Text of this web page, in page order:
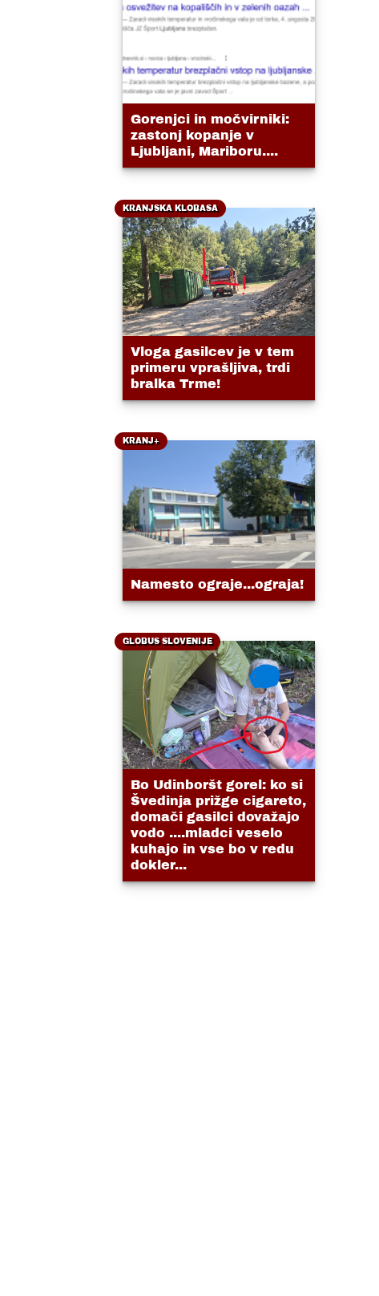
Gorenjci in močvirniki:
zastonj kopanje v
Ljubljani, Mariboru....
KRANJSKA KLOBASA
Vloga gasilcev je v tem
primeru vprašljiva, trdi
bralka Trme!
KRANJ+
Namesto ograje...ograja!
GLOBUS SLOVENIJE
Bo Udinboršt gorel: ko si
Švedinja prižge cigareto,
domači gasilci dovažajo
vodo ....mladci veselo
kuhajo in vse bo v redu
dokler...